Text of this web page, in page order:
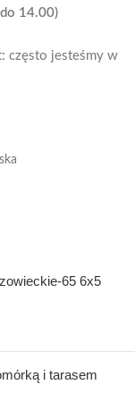
14.00)
często jesteśmy w
65 6x5
i tarasem